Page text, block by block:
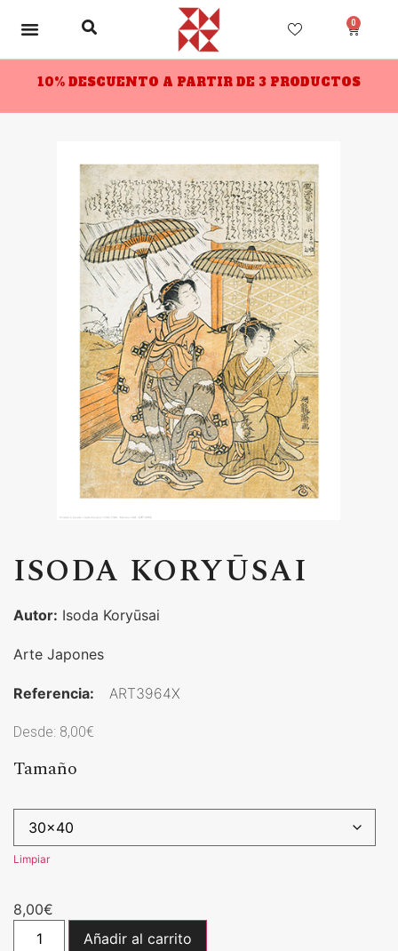
0
10% DESCUENTO A PARTIR DE 3 PRODUCTOS
ISODA KORYŪSAI
Autor: Isoda Koryūsai
Arte Japones
Referencia: ART3964X
Desde: 8,00€
Tamaño
Limpiar
8,00€
Añadir al carrito